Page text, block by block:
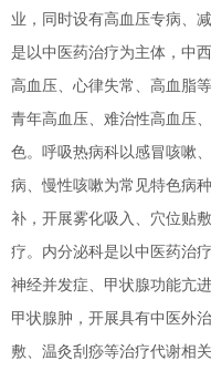
业，同时设有高血压专病、
是以中医药治疗为主体，中
高血压、心律失常、高血脂
青年高血压、难治性高血压
色。呼吸热病科以感冒咳嗽
病、慢性咳嗽为常见特色病
补，开展雾化吸入、穴位贴
疗。内分泌科是以中医药治
神经并发症、甲状腺功能亢
甲状腺肿，开展具有中医外
敷、温灸刮痧等治疗代谢相